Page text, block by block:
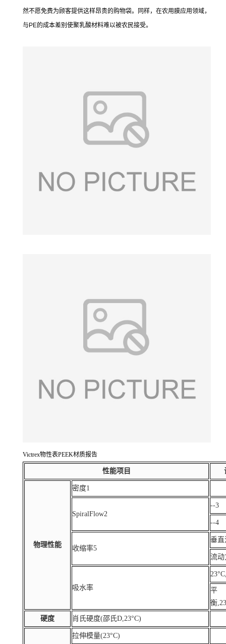
然不愿免费为顾客提供这样昂贵的购物袋。同样，在农用膜应用领域，
与PE的成本差别使聚乳酸材料难以被农民接受。
Victrex物性表PEEK材质报告
性能项目
物理性能
密度1
SpiralFlow2
--3
--4
收缩率5
垂直
流动
吸水率
平
衡
硬度 肖氏硬度(邵氏D,23°C)
拉伸模量(23°C)